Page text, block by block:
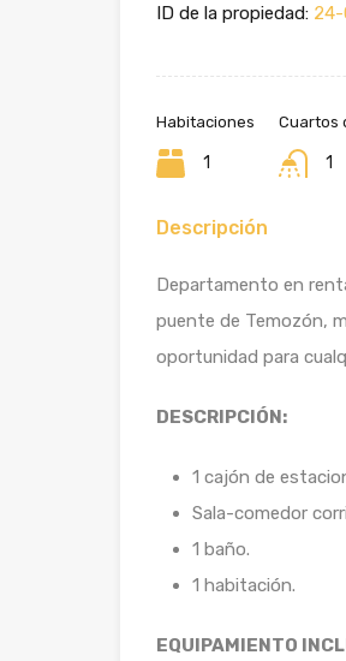
ID de la propiedad: 24-
Habitaciones
1
Cuartos
1
Descripción
Departamento en
puente de Temozón,
oportunidad para
DESCRIPCIÓN:
1 cajón de
Sala-comedor
1 baño.
1 habitación.
EQUIPAMIENTO